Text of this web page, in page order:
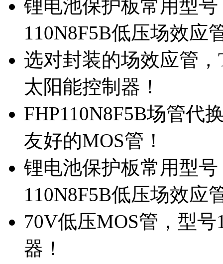
锂电池保护板常用型
110N8F5B低压场效应
选对封装的场效应管
太阳能控制器！
FHP110N8F5B场管代
友好的MOS管！
锂电池保护板常用型
110N8F5B低压场效应
70V低压MOS管，型
器！